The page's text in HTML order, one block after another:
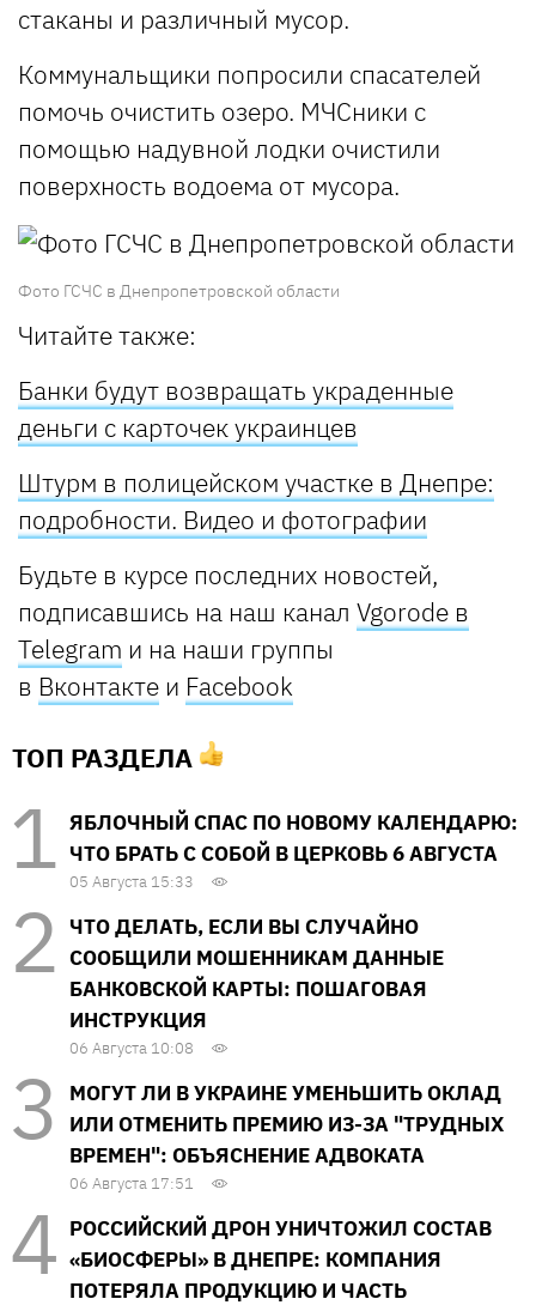
стаканы и различный мусор.
Коммунальщики попросили спасателей
помочь очистить озеро. МЧСники с
помощью надувной лодки очистили
поверхность водоема от мусора.
Фото ГСЧС в Днепропетровской области
Читайте также:
Банки будут возвращать украденные
деньги с карточек украинцев
Штурм в полицейском участке в Днепре:
подробности. Видео и фотографии
Будьте в курсе последних новостей,
подписавшись на наш канал Vgorode в
Telegram и на наши группы
в Вконтакте и Facebook
ТОП РАЗДЕЛА
ЯБЛОЧНЫЙ СПАС ПО НОВОМУ КАЛЕНДАРЮ:
ЧТО БРАТЬ С СОБОЙ В ЦЕРКОВЬ 6 АВГУСТА
05 Августа 15:33
ЧТО ДЕЛАТЬ, ЕСЛИ ВЫ СЛУЧАЙНО
СООБЩИЛИ МОШЕННИКАМ ДАННЫЕ
БАНКОВСКОЙ КАРТЫ: ПОШАГОВАЯ
ИНСТРУКЦИЯ
06 Августа 10:08
МОГУТ ЛИ В УКРАИНЕ УМЕНЬШИТЬ ОКЛАД
ИЛИ ОТМЕНИТЬ ПРЕМИЮ ИЗ-ЗА "ТРУДНЫХ
ВРЕМЕН": ОБЪЯСНЕНИЕ АДВОКАТА
06 Августа 17:51
РОССИЙСКИЙ ДРОН УНИЧТОЖИЛ СОСТАВ
«БИОСФЕРЫ» В ДНЕПРЕ: КОМПАНИЯ
ПОТЕРЯЛА ПРОДУКЦИЮ И ЧАСТЬ